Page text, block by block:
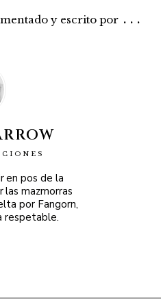
y escrito por ...
en pos de la
las mazmorras
por Fangorn,
respetable.